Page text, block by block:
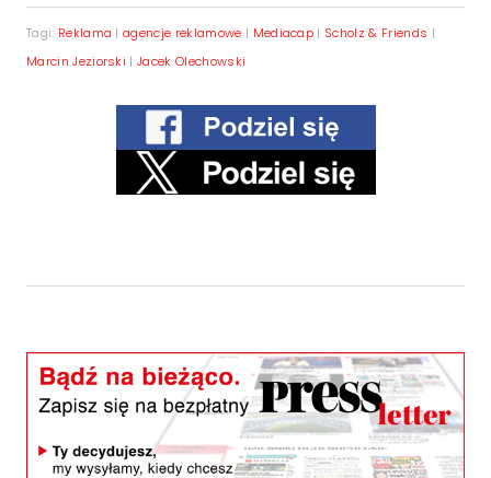
Tagi: Reklama |agencje reklamowe | Mediacap | Scholz & Friends |
Marcin Jeziorski |Jacek Olechowski